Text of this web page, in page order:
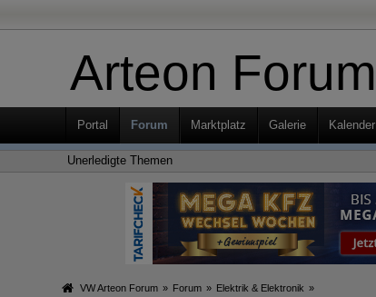
Arteon Forum
Portal Forum Marktplatz Galerie Kalender
Unerledigte Themen
VW Arteon Forum » Forum » Elektrik & Elektronik »